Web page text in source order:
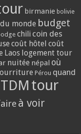
birmanie bolivie
monde budget
chili coin des
coût hôtel coût
Laos logement tour
nuitée népal où
Pérou quand
TDM tour
à voir